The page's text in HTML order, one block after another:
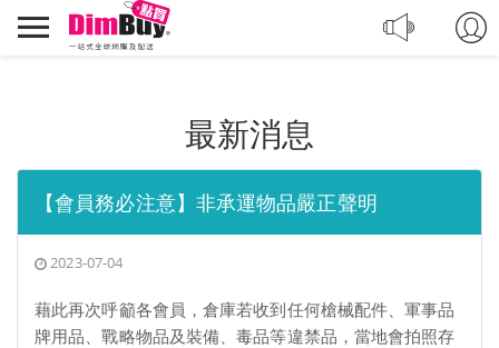
轉
運,
Dimbuy
導
最新消息
【會員務必注意】非承運物品嚴正聲明
2023-07-04
藉此再次呼籲各會員，倉庫若收到任何槍械配件、軍事品
牌用品、戰略物品及裝備、毒品等違禁品，當地會拍照存